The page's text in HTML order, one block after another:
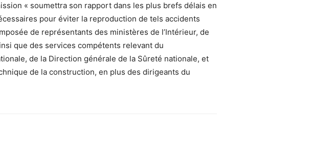
« soumettra son rapport dans les plus brefs délais en
pour éviter la reproduction de tels accidents
de représentants des ministères de l’Intérieur, de
que des services compétents relevant du
de la Direction générale de la Sûreté nationale, et
de la construction, en plus des dirigeants du